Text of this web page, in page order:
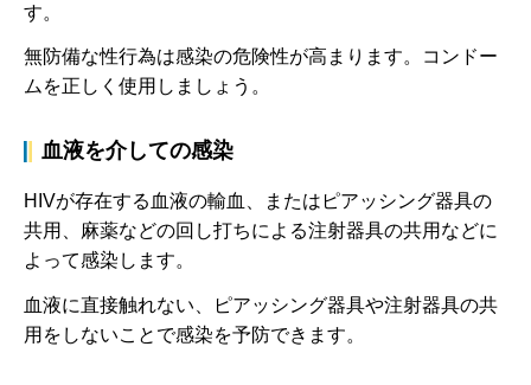
す。
無防備な性行為は感染の危険性が高まります。コンドー
ムを正しく使用しましょう。
血液を介しての感染
HIVが存在する血液の輸血、またはピアッシング器具の
共用、麻薬などの回し打ちによる注射器具の共用などに
よって感染します。
血液に直接触れない、ピアッシング器具や注射器具の共
用をしないことで感染を予防できます。